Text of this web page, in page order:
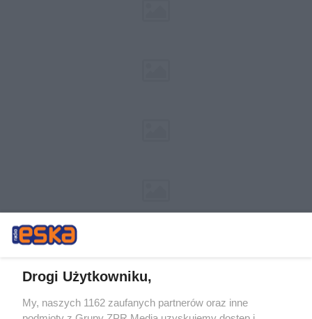
Żaden utwór zamieszczony w serwisie nie może być powielany i
Drogi Użytkowniku,
My, naszych 1162 zaufanych partnerów oraz inne